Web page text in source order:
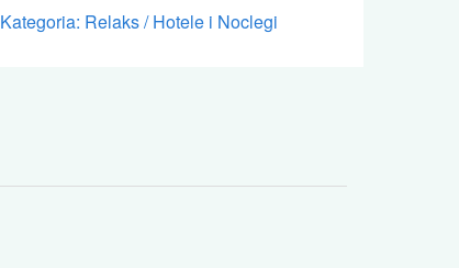
Kategoria: Relaks / Hotele i Noclegi